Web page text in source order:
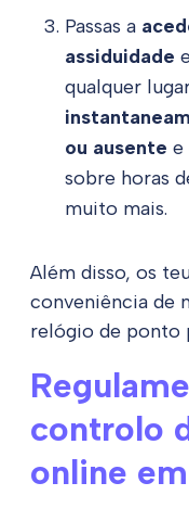
Passas a
assiduidade
qualquer
ou ausente e
sobre horas
muito mais.
Além disso, os
conveniência de
relógio de ponto
controlo
online